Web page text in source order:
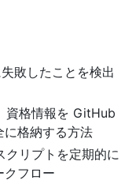
敗したことを検出
資格情報を GitHub
格納する方法
クリプトを定期的に
フロー